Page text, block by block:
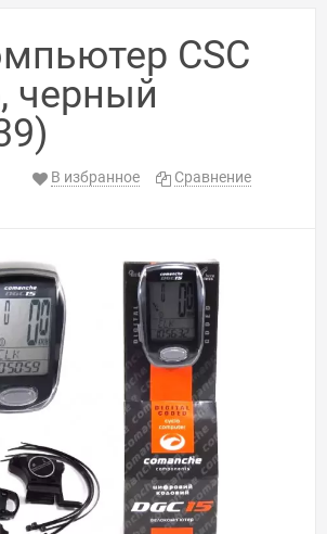
CSC
черный
В избранное Сравнение